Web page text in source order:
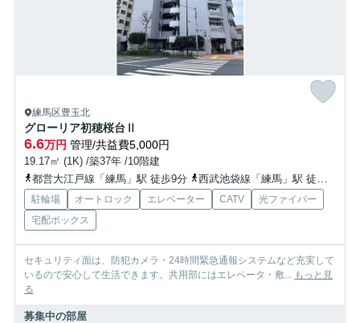
練馬区豊玉北
グローリア初穂桜台Ⅱ
6.6万円 管理/共益費5,000円
19.17㎡ (1K) /築37年 /10階建
都営大江戸線「練馬」駅 徒歩9分
西武池袋線「練馬」駅 徒歩9分
駐輪場 オートロック エレベーター CATV
光ファイバー
宅配ボックス
セキュリティ面は、防犯カメラ・24時間緊急通報システムなど充実して
いるので安心して生活できます。共用部にはエレベータ・敷... もっと見
る
募集中の部屋